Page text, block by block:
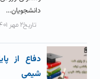
دانشجویان...
تاریخ۲ مهر ۱۴۰۱
دفاع از
شیمی